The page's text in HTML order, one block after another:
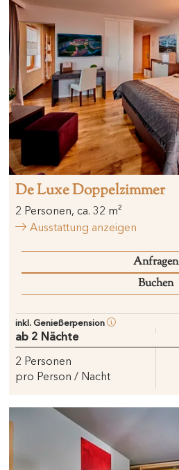
De Luxe Doppelzimmer
2 Personen, ca. 32 m²
Ausstattung anzeigen
Anfragen
Buchen
inkl. Genießerpension
ab 2 Nächte
2 Personen
pro Person / Nacht